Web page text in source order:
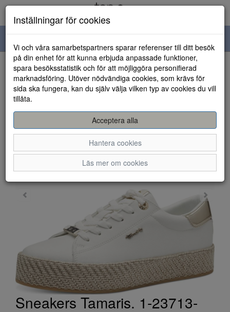
navigation
HEM
Sneakers Tamaris. 1-23713-
Inställningar för cookies
Vi och våra samarbetspartners sparar referenser till ditt besök
på din enhet för att kunna erbjuda anpassade funktioner,
spara besöksstatistik och för att möjliggöra personifierad
marknadsföring. Utöver nödvändiga cookies, som krävs för
sida ska fungera, kan du själv välja vilken typ av cookies du vill
tillåta.
Acceptera alla
Hantera cookies
Läs mer om cookies